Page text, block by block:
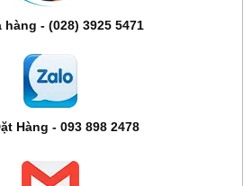
hàng - (028) 3925 5471
Hàng - 093 898 2478